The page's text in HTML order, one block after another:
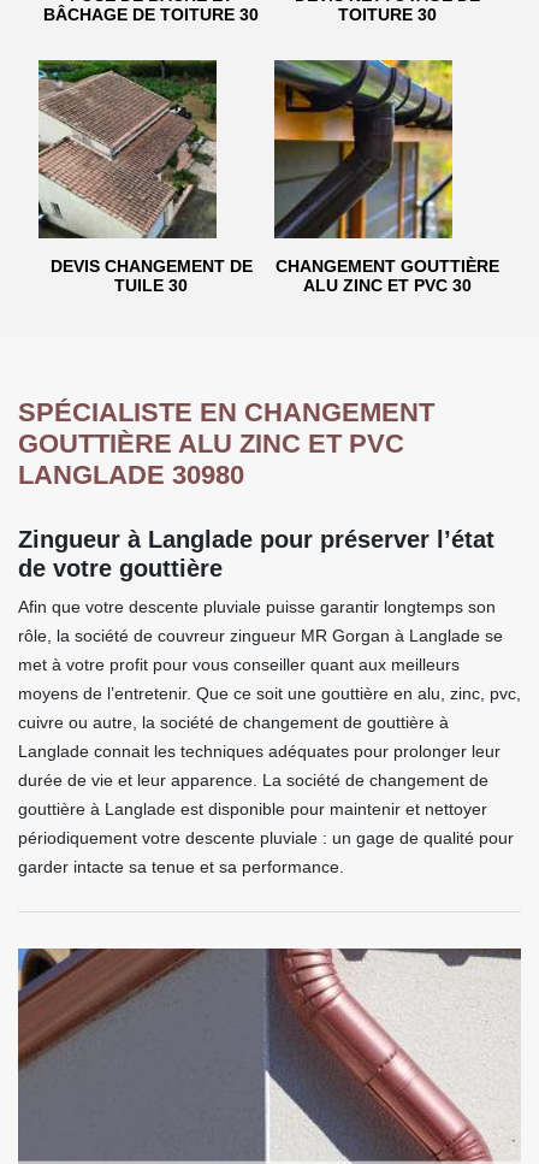
BÂCHAGE DE TOITURE 30
TOITURE 30
DEVIS CHANGEMENT DE
TUILE 30
CHANGEMENT GOUTTIÈRE
ALU ZINC ET PVC 30
SPÉCIALISTE EN CHANGEMENT
GOUTTIÈRE ALU ZINC ET PVC
LANGLADE 30980
Zingueur à Langlade pour préserver l’état
de votre gouttière
Afin que votre descente pluviale puisse garantir longtemps son
rôle, la société de couvreur zingueur MR Gorgan à Langlade se
met à votre profit pour vous conseiller quant aux meilleurs
moyens de l’entretenir. Que ce soit une gouttière en alu, zinc, pvc,
cuivre ou autre, la société de changement de gouttière à
Langlade connait les techniques adéquates pour prolonger leur
durée de vie et leur apparence. La société de changement de
gouttière à Langlade est disponible pour maintenir et nettoyer
périodiquement votre descente pluviale : un gage de qualité pour
garder intacte sa tenue et sa performance.